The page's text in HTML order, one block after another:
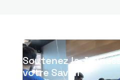
Soutenez la
votre Savoir